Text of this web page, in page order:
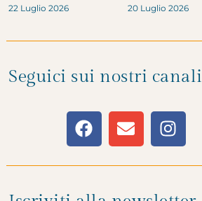
22 Luglio 2026 20 Luglio 2026
Seguici sui nostri canali